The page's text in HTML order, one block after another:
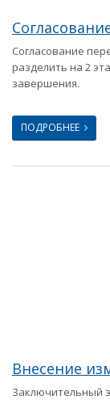
Согласование
разделить на 2
завершения.
ПОДРОБНЕЕ
Внесение
Заключительный